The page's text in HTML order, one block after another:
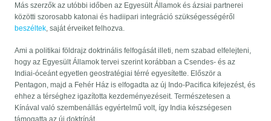
Más szerzők az utóbbi időben az Egyesült Államok és ázsiai partnerei
közötti szorosabb katonai és hadiipari integráció szükségességéről
beszéltek, saját érveiket felhozva.
Ami a politikai földrajz doktrinális felfogását illeti, nem szabad elfelejteni,
hogy az Egyesült Államok tervei szerint korábban a Csendes- és az
Indiai-óceánt egyetlen geostratégiai térré egyesítette. Először a
Pentagon, majd a Fehér Ház is elfogadta az új Indo-Pacifica kifejezést, és
ehhez a térséghez igazította kezdeményezéseit. Természetesen a
Kínával való szembenállás egyértelmű volt, így India készségesen
támogatta az új doktrínát.